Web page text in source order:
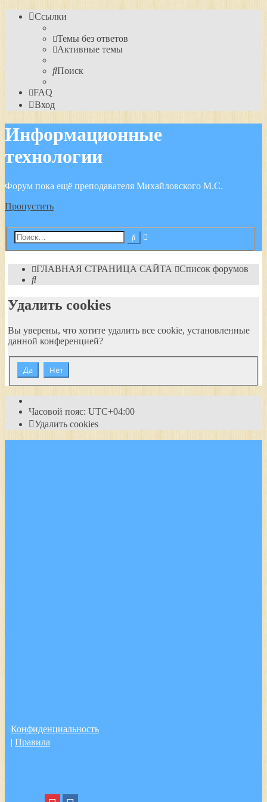
Ссылки
Темы без ответов
Активные темы
Поиск
FAQ
Вход
Информационные
технологии
Форум пока ещё преподавателя Михайловского М.С.
Пропустить
Поиск
ГЛАВНАЯ СТРАНИЦА САЙТА
Список форумов
Поиск
Удалить cookies
Вы уверены, что хотите удалить все cookie, установленные
данной конференцией?
Часовой пояс: UTC+04:00
Удалить cookies
Конфиденциальность
| Правила